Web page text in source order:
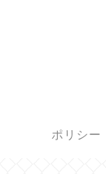
ポリシー